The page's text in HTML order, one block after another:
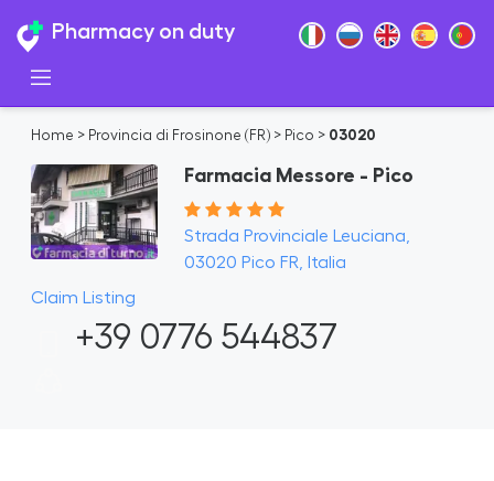
Pharmacy on duty
Home > Provincia di Frosinone (FR) > Pico > 03020
Farmacia Messore - Pico
Strada Provinciale Leuciana,
03020 Pico FR, Italia
Claim Listing
+39 0776 544837